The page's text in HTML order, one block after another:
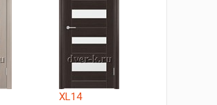
XL14